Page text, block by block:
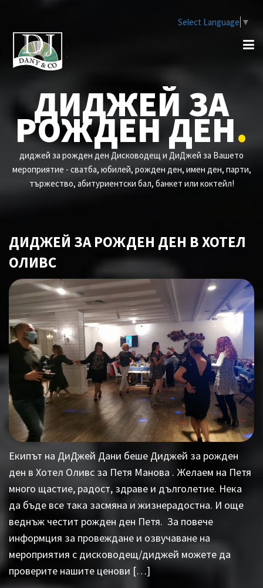
Select Language ▼
ДИДЖЕЙ ЗА
РОЖДЕН ДЕН.
диджей за рожден ден Дисководещ и ДиДжей за Вашето
мероприятие - сватба, юбилей, рожден ден, имен ден, парти,
тържество, абитуриентски бал, банкет или коктейл!
ДИДЖЕЙ ЗА РОЖДЕН ДЕН В ХОТЕЛ
ОЛИВС
Екипът на ДиДжей Дани беше Диджей за рожден
ден в Хотел Оливс за Петя Манова . Желаем на Петя
много щастие, радост, здраве и дълголетие. Нека
да бъде все така засмяна и жизнерадостна. И още
веднъж честит рожден ден Петя. За повече
информция за провеждане и озвучаване на
мероприятия с дисководещ/диджей можете да
проверите нашите ценови […]